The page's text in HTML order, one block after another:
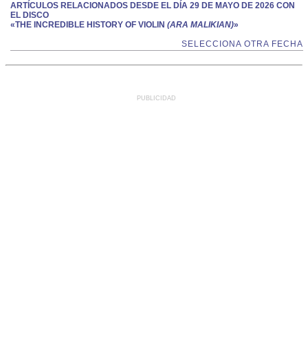
ARTÍCULOS RELACIONADOS DESDE EL DÍA 29 DE MAYO DE 2026 CON
EL DISCO
«THE INCREDIBLE HISTORY OF VIOLIN (ARA MALIKIAN)»
SELECCIONA OTRA FECHA
PUBLICIDAD